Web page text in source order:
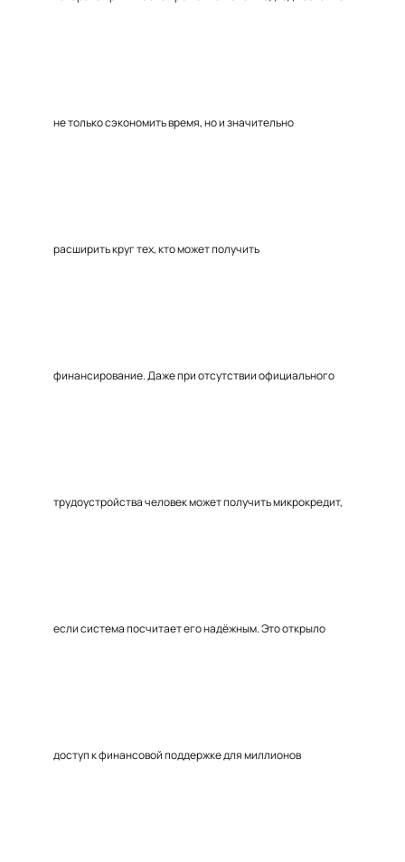
не только сэкономить время, но и значительно
расширить круг тех, кто может получить
финансирование. Даже при отсутствии официального
трудоустройства человек может получить микрокредит,
если система посчитает его надёжным. Это открыло
доступ к финансовой поддержке для миллионов